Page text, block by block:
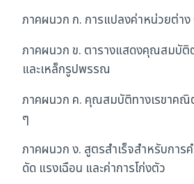
ภาคผนวก ก. การแปลงค่าหน่วยต่าง
ภาคผนวก ข. ตารางแสดงคุณสมบัติ
และเหล็กรูปพรรณ
ภาคผนวก ค. คุณสมบัติทางเรขาค
ๆ
ภาคผนวก ง. สูตรสำเร็จสำหรับการ
ดัด แรงเฉือน และค่าการโก่งตัว